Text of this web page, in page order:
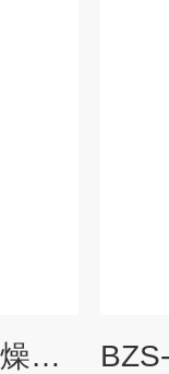
DZF-6210 DZF真空干燥箱老化箱、烘箱、真空箱、真空烘箱、真空箱报价